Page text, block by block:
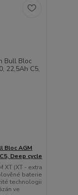
Bloc AGM
Deep cycle
XT (XT - extra
baterie
technologii
ve